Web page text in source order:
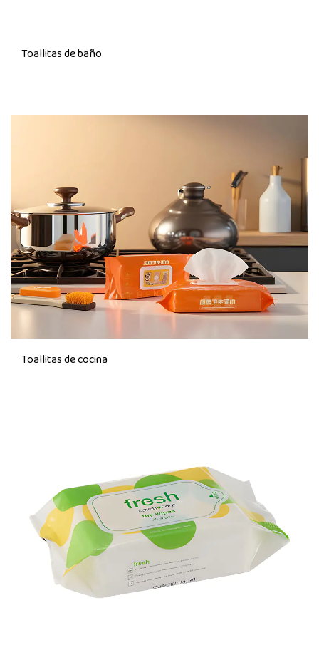
Toallitas de baño
Toallitas de cocina